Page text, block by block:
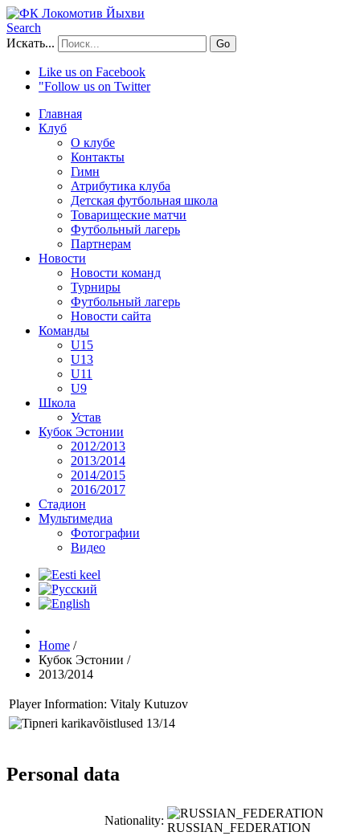
Search
Искать...
Go
Like us on Facebook
"Follow us on Twitter
Главная
Клуб
О клубе
Контакты
Гимн
Атрибутика клуба
Детская футбольная школа
Товарищеские матчи
Футбольный лагерь
Партнерам
Новости
Новости команд
Турниры
Футбольный лагерь
Новости сайта
Команды
U15
U13
U11
U9
Школа
Устав
Кубок Эстонии
2012/2013
2013/2014
2014/2015
2016/2017
Стадион
Мультимедиа
Фотографии
Видео
Home /
Кубок Эстонии /
2013/2014
Player Information: Vitaly Kutuzov
Personal data
Nationality:
RUSSIAN_FEDERATION